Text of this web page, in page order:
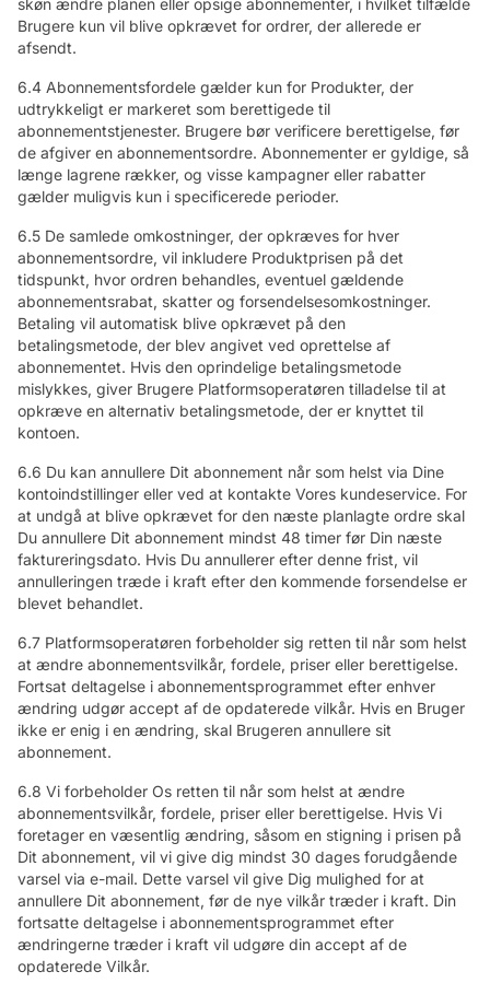
skøn ændre planen eller opsige abonnementer, i hvilket tilfælde
Brugere kun vil blive opkrævet for ordrer, der allerede er
afsendt.
6.4 Abonnementsfordele gælder kun for Produkter, der
udtrykkeligt er markeret som berettigede til
abonnementstjenester. Brugere bør verificere berettigelse, før
de afgiver en abonnementsordre. Abonnementer er gyldige, så
længe lagrene rækker, og visse kampagner eller rabatter
gælder muligvis kun i specificerede perioder.
6.5 De samlede omkostninger, der opkræves for hver
abonnementsordre, vil inkludere Produktprisen på det
tidspunkt, hvor ordren behandles, eventuel gældende
abonnementsrabat, skatter og forsendelsesomkostninger.
Betaling vil automatisk blive opkrævet på den
betalingsmetode, der blev angivet ved oprettelse af
abonnementet. Hvis den oprindelige betalingsmetode
mislykkes, giver Brugere Platformsoperatøren tilladelse til at
opkræve en alternativ betalingsmetode, der er knyttet til
kontoen.
6.6 Du kan annullere Dit abonnement når som helst via Dine
kontoindstillinger eller ved at kontakte Vores kundeservice. For
at undgå at blive opkrævet for den næste planlagte ordre skal
Du annullere Dit abonnement mindst 48 timer før Din næste
faktureringsdato. Hvis Du annullerer efter denne frist, vil
annulleringen træde i kraft efter den kommende forsendelse er
blevet behandlet.
6.7 Platformsoperatøren forbeholder sig retten til når som helst
at ændre abonnementsvilkår, fordele, priser eller berettigelse.
Fortsat deltagelse i abonnementsprogrammet efter enhver
ændring udgør accept af de opdaterede vilkår. Hvis en Bruger
ikke er enig i en ændring, skal Brugeren annullere sit
abonnement.
6.8 Vi forbeholder Os retten til når som helst at ændre
abonnementsvilkår, fordele, priser eller berettigelse. Hvis Vi
foretager en væsentlig ændring, såsom en stigning i prisen på
Dit abonnement, vil vi give dig mindst 30 dages forudgående
varsel via e-mail. Dette varsel vil give Dig mulighed for at
annullere Dit abonnement, før de nye vilkår træder i kraft. Din
fortsatte deltagelse i abonnementsprogrammet efter
ændringerne træder i kraft vil udgøre din accept af de
opdaterede Vilkår.